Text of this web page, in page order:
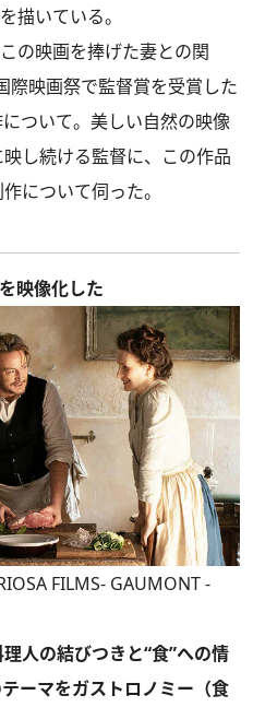
描いている。
の映画を捧げた妻との関
際映画祭で監督賞を受賞した
ついて。美しい自然の映像
し続ける監督に、この作品
について伺った。
映像化した
FILMS- GAUMONT -
人の結びつきと“食”への情
ーマをガストロノミー（食